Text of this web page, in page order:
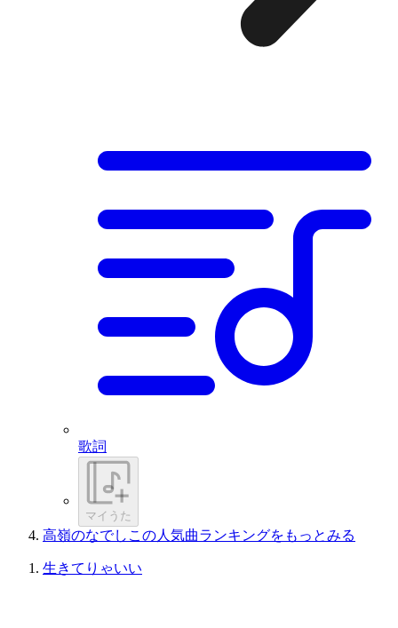
歌詞
マイうた
高嶺のなでしこの人気曲ランキングをもっとみる
生きてりゃいい